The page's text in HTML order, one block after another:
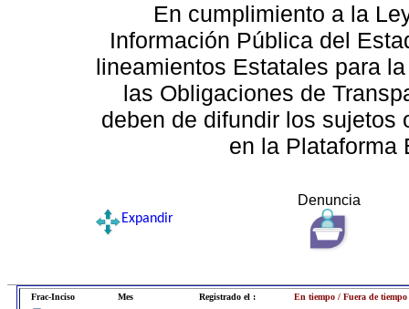
En cumplimiento a la
Información Pública del
lineamientos Estatales para
las Obligaciones de
deben de difundir los sujetos
en la Plataforma
Denuncia
Expandir
Frac-Inciso Mes Registrado el : En tiempo / Fuera de tiempo